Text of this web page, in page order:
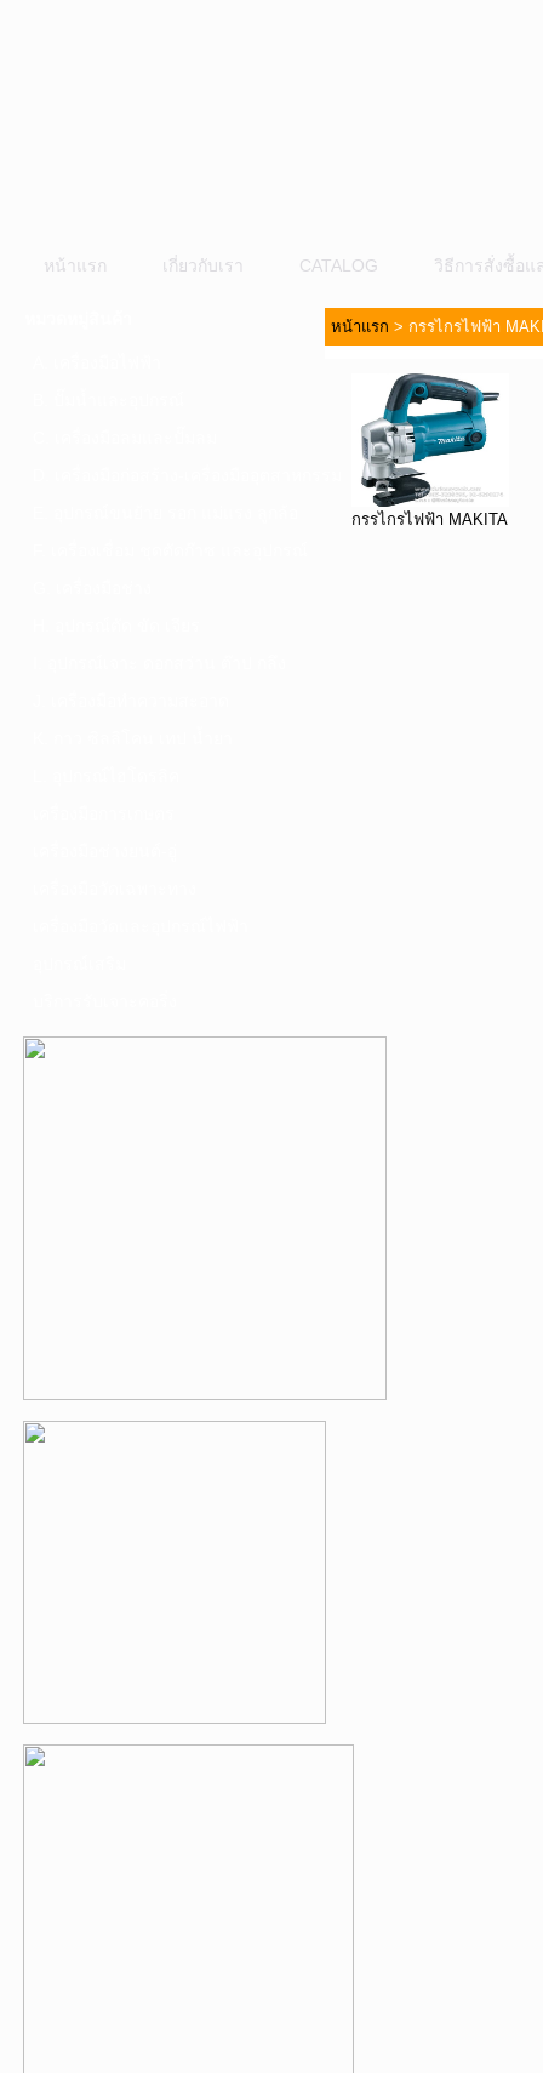
หน้าแรก เกี่ยวกับเรา CATALOG วิธีการสั่งซื้อแ
หน้าแรก > กรรไกรไฟฟ้า
กรรไกรไฟฟ้า MAKITA